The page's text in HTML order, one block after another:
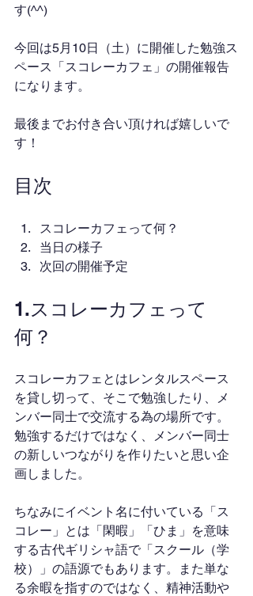
す(^^)
今回は5月10日（土）に開催した勉強ス
ペース「スコレーカフェ」の開催報告
になります。
最後までお付き合い頂ければ嬉しいで
す！
目次
スコレーカフェって何？
当日の様子
次回の開催予定
1.スコレーカフェって
何？
スコレーカフェとはレンタルスペース
を貸し切って、そこで勉強したり、メ
ンバー同士で交流する為の場所です。
勉強するだけではなく、メンバー同士
の新しいつながりを作りたいと思い企
画しました。
ちなみにイベント名に付いている「ス
コレー」とは「閑暇」「ひま」を意味
する古代ギリシャ語で「スクール（学
校）」の語源でもあります。また単な
る余暇を指すのではなく、精神活動や